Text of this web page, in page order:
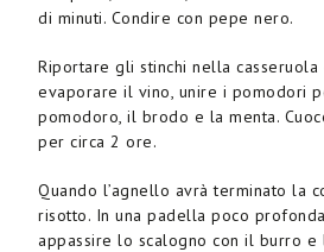
di minuti. Condire con pepe nero.
Riportare gli stinchi nella
evaporare il vino, unire i pomodori
pomodoro, il brodo e la menta.
per circa 2 ore.
Quando l’agnello avrà terminato la
risotto. In una padella poco
appassire lo scalogno con il burro e